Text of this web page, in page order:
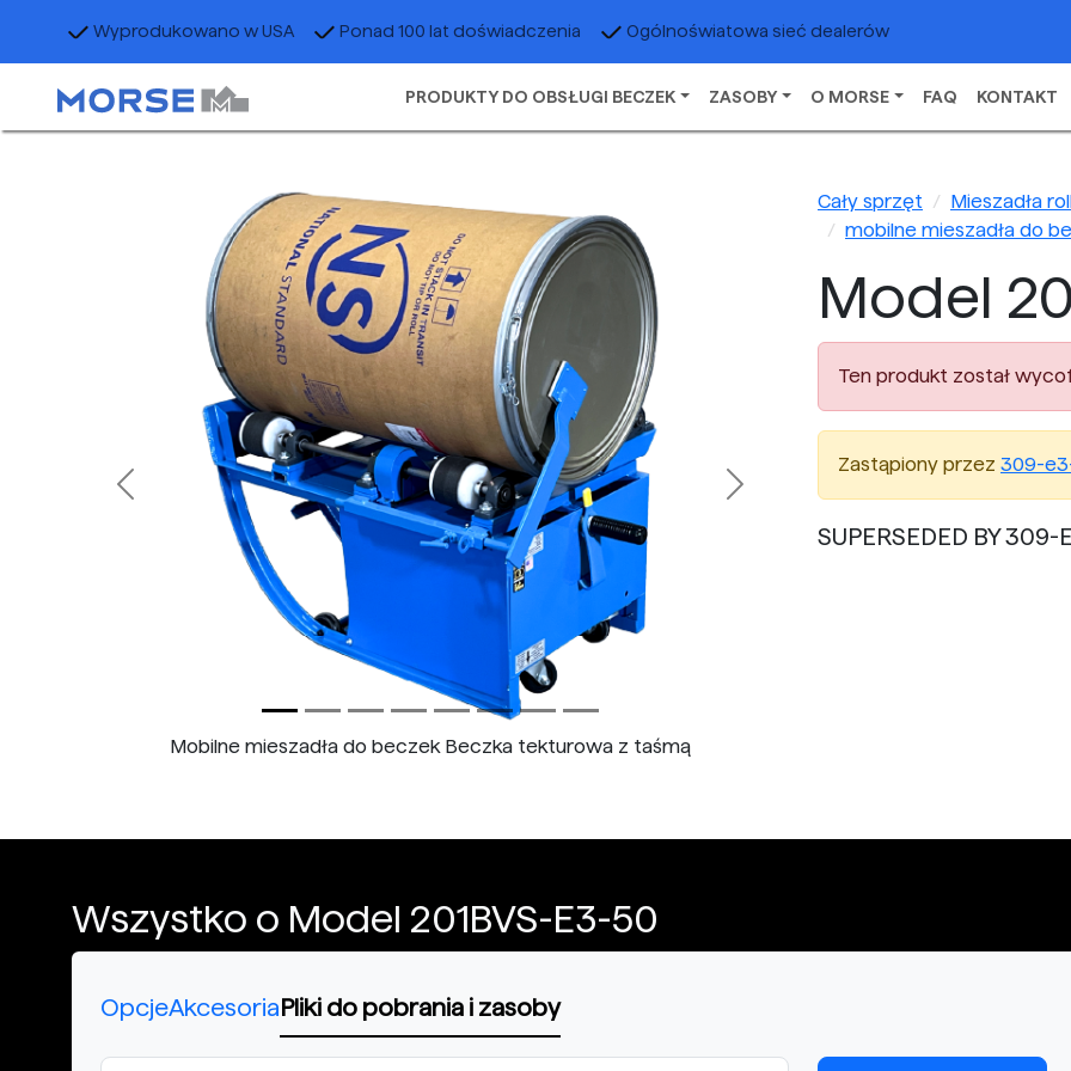
Wyprodukowano w USA Ponad 100 lat doświadczenia Ogólnoświatowa sieć dealerów
PRODUKTY DO OBSŁUGI BECZEK ZASOBY O MORSE FAQ KONTAKT
Mobilne mieszadła do beczek Beczka tekturowa z taśmą
Previous Next
Cały sprzęt
Mieszadła
mobilne mieszadła do
Model
Ten produkt został
Zastąpiony przez 309-
SUPERSEDED BY 309-
Wszystko o Model 201BVS-E3-50
OpcjeAkcesoriaPliki do pobrania i zasoby